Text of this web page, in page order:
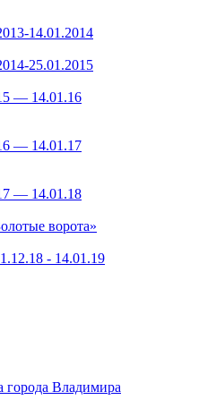
14.01.2014
25.01.2015
— 14.01.16
— 14.01.17
— 14.01.18
ворота»
- 14.01.19
города Владимира